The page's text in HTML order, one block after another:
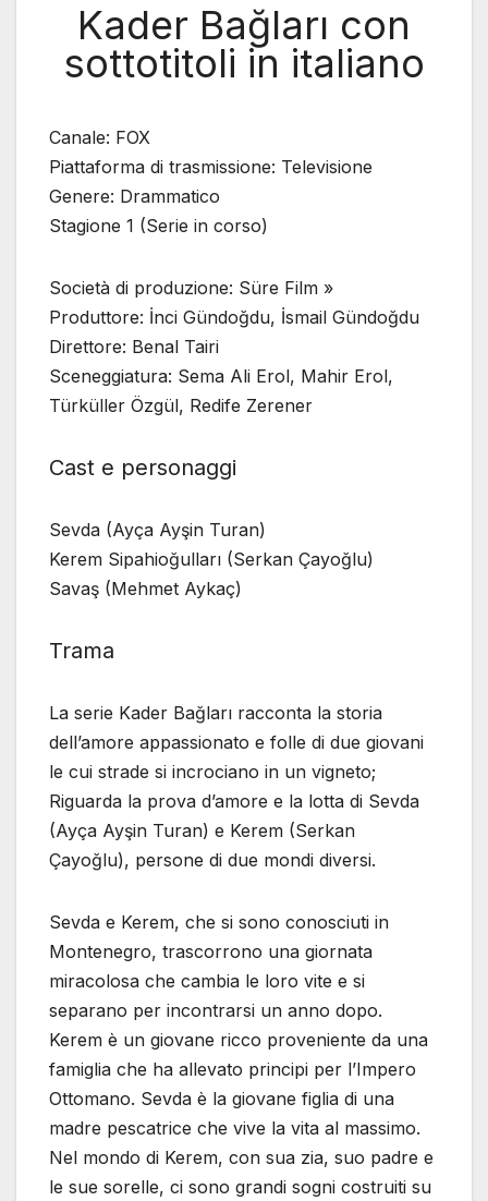
Kader Bağları con
sottotitoli in italiano
Canale: FOX
Piattaforma di trasmissione: Televisione
Genere: Drammatico
Stagione 1 (Serie in corso)
Società di produzione: Süre Film »
Produttore: İnci Gündoğdu, İsmail Gündoğdu
Direttore: Benal Tairi
Sceneggiatura: Sema Ali Erol, Mahir Erol,
Türküller Özgül, Redife Zerener
Cast e personaggi
Sevda (Ayça Ayşin Turan)
Kerem Sipahioğulları (Serkan Çayoğlu)
Savaş (Mehmet Aykaç)
Trama
La serie Kader Bağları racconta la storia
dell’amore appassionato e folle di due giovani
le cui strade si incrociano in un vigneto;
Riguarda la prova d’amore e la lotta di Sevda
(Ayça Ayşin Turan) e Kerem (Serkan
Çayoğlu), persone di due mondi diversi.
Sevda e Kerem, che si sono conosciuti in
Montenegro, trascorrono una giornata
miracolosa che cambia le loro vite e si
separano per incontrarsi un anno dopo.
Kerem è un giovane ricco proveniente da una
famiglia che ha allevato principi per l’Impero
Ottomano. Sevda è la giovane figlia di una
madre pescatrice che vive la vita al massimo.
Nel mondo di Kerem, con sua zia, suo padre e
le sue sorelle, ci sono grandi sogni costruiti su